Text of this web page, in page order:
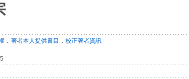
． 著者本人提供書目 ． 校正著者資訊